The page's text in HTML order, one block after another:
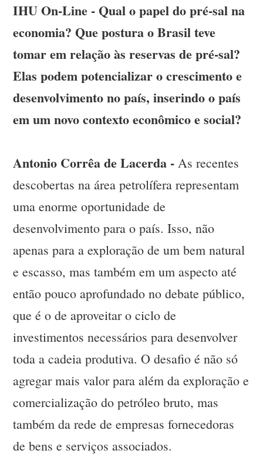
IHU On-Line - Qual o papel do pré-sal na
economia? Que postura o Brasil teve
tomar em relação às reservas de pré-sal?
Elas podem potencializar o crescimento e
desenvolvimento no país, inserindo o país
em um novo contexto econômico e social?
Antonio Corrêa de Lacerda - As recentes
descobertas na área petrolífera representam
uma enorme oportunidade de
desenvolvimento para o país. Isso, não
apenas para a exploração de um bem natural
e escasso, mas também em um aspecto até
então pouco aprofundado no debate público,
que é o de aproveitar o ciclo de
investimentos necessários para desenvolver
toda a cadeia produtiva. O desafio é não só
agregar mais valor para além da exploração e
comercialização do petróleo bruto, mas
também da rede de empresas fornecedoras
de bens e serviços associados.